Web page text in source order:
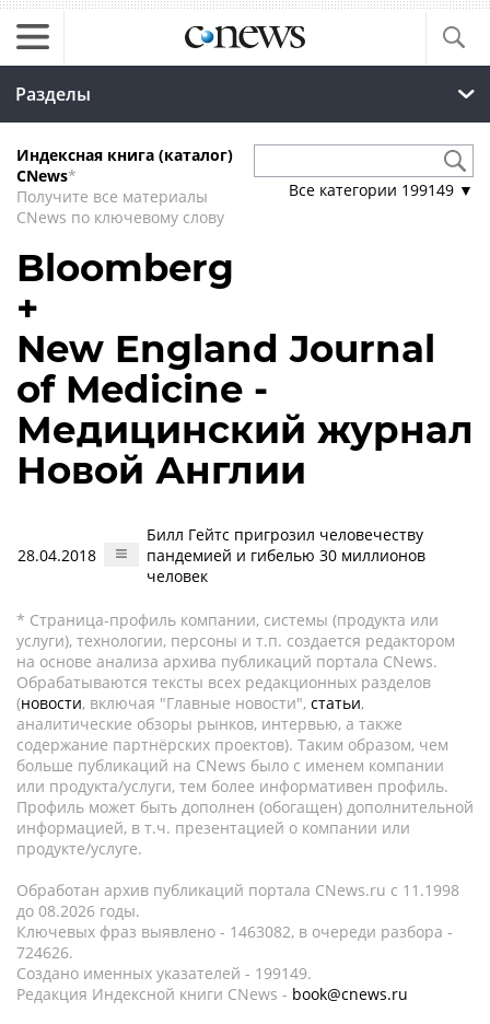
Разделы
Индексная книга (каталог)
CNews*
Получите все материалы
CNews по ключевому слову
Все категории 199149 ▼
Bloomberg
+
New England Journal
of Medicine -
Медицинский журнал
Новой Англии
28.04.2018
Билл Гейтс пригрозил человечеству
пандемией и гибелью 30 миллионов
человек
* Страница-профиль компании, системы (продукта или
услуги), технологии, персоны и т.п. создается редактором
на основе анализа архива публикаций портала CNews.
Обрабатываются тексты всех редакционных разделов
(новости, включая "Главные новости", статьи,
аналитические обзоры рынков, интервью, а также
содержание партнёрских проектов). Таким образом, чем
больше публикаций на CNews было с именем компании
или продукта/услуги, тем более информативен профиль.
Профиль может быть дополнен (обогащен) дополнительной
информацией, в т.ч. презентацией о компании или
продукте/услуге.
Обработан архив публикаций портала CNews.ru c 11.1998
до 08.2026 годы.
Ключевых фраз выявлено - 1463082, в очереди разбора -
724626.
Создано именных указателей - 199149.
Редакция Индексной книги CNews - book@cnews.ru